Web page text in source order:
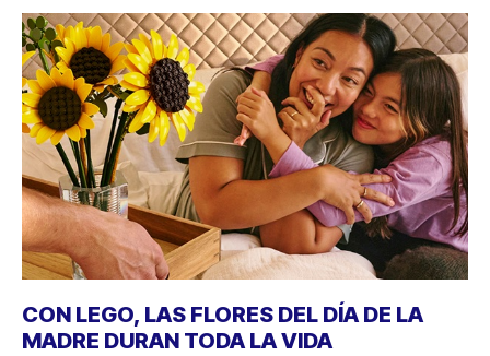
CON LEGO, LAS FLORES DEL DÍA DE LA
MADRE DURAN TODA LA VIDA